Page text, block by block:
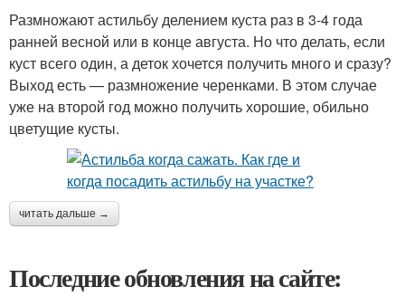
Размножают астильбу делением куста раз в 3-4 года
ранней весной или в конце августа. Но что делать, если
куст всего один, а деток хочется получить много и сразу?
Выход есть — размножение черенками. В этом случае
уже на второй год можно получить хорошие, обильно
цветущие кусты.
читать дальше →
Последние обновления на сайте: